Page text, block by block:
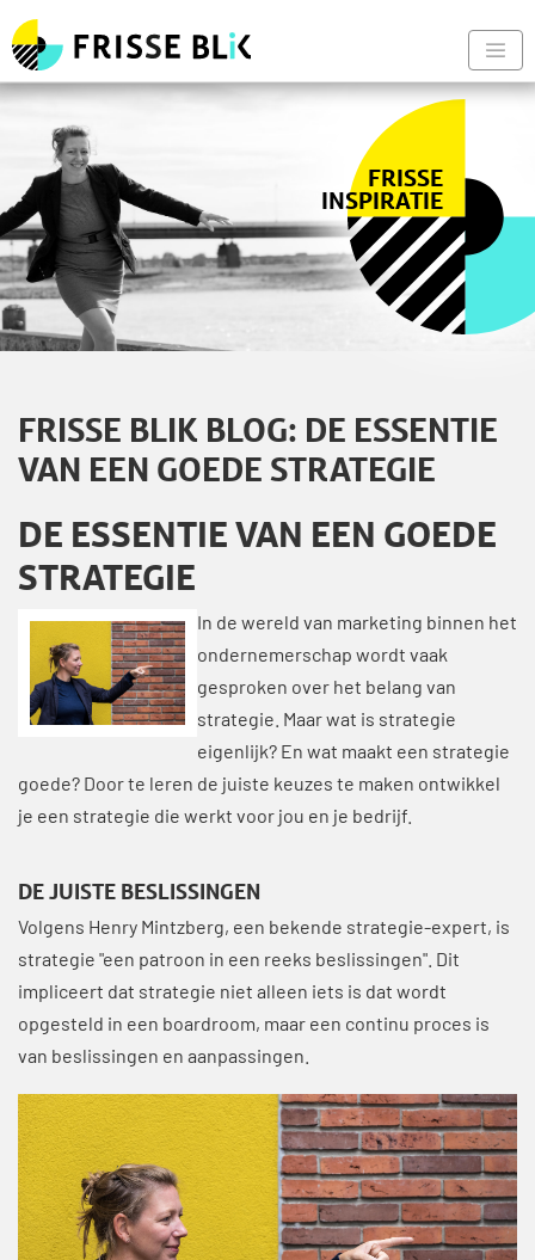
Frisse Blik - Naar de
FRISSE
INSPIRATIE
FRISSE BLIK BLOG: DE ESSENTIE
VAN EEN GOEDE STRATEGIE
DE ESSENTIE VAN EEN GOEDE
STRATEGIE
In de wereld van marketing binnen het
ondernemerschap wordt vaak
gesproken over het belang van
strategie. Maar wat is strategie
eigenlijk? En wat maakt een strategie
goede? Door te leren de juiste keuzes te maken ontwikkel
je een strategie die werkt voor jou en je bedrijf.
DE JUISTE BESLISSINGEN
Volgens Henry Mintzberg, een bekende strategie-expert, is
strategie "een patroon in een reeks beslissingen". Dit
impliceert dat strategie niet alleen iets is dat wordt
opgesteld in een boardroom, maar een continu proces is
van beslissingen en aanpassingen.